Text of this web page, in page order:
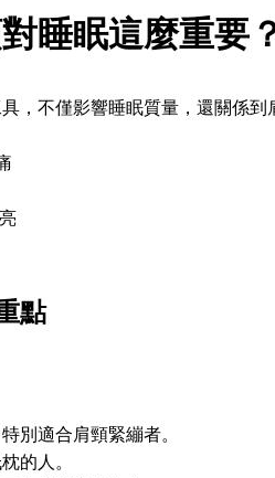
睡眠這麼重要
，不僅影響睡眠質量，還關係到
點
別適合肩頸緊繃者。
的人。